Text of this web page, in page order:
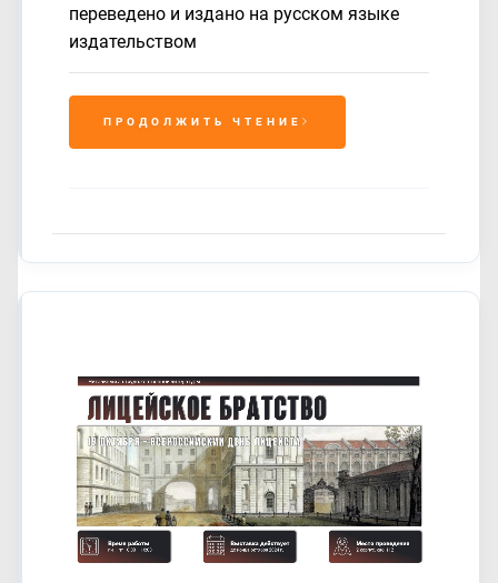
переведено и издано на русском языке
издательством
ПРОДОЛЖИТЬ ЧТЕНИЕ